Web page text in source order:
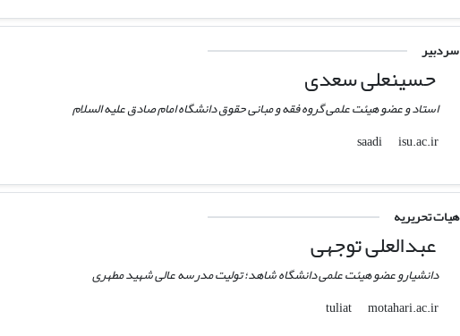
سردبیر
حسینعلی سعدی
استاد و عضو هیئت علمی گروه فقه و مبانی حقوق دانشگاه امام صادق علیه السلام
saadi
isu.ac.ir
هیات تحریریه
عبدالعلی توجهی
دانشیارو عضو هیئت علمی دانشگاه شاهد؛ تولیت مدرسه عالی شهید مطهری
tuliat
motahari.ac.ir